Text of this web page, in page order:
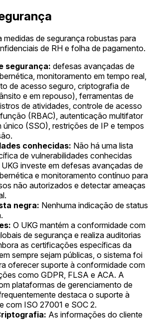
medidas de segurança robustas para
de RH e folha de pagamento.
segurança: defesas avançadas de
monitoramento em tempo real,
de acesso seguro, criptografia de
e em repouso), ferramentas de
de atividades, controle de acesso
(RBAC), autenticação multifator
único (SSO), restrições de IP e tempos
conhecidas: Não há uma lista
de vulnerabilidades conhecidas
investe em defesas avançadas de
e monitoramento contínuo para
não autorizados e detectar ameaças
negra: Nenhuma indicação de status
O UKG mantém a conformidade com
de segurança e realiza auditorias
as certificações específicas da
sempre sejam públicas, o sistema foi
oferecer suporte à conformidade com
como GDPR, FLSA e ACA. A
plataformas de gerenciamento de
destaca o suporte à
com ISO 27001 e SOC 2.
As informações do cliente